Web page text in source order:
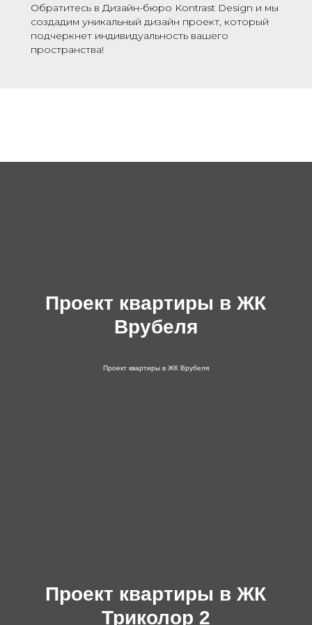
Обратитесь в Дизайн-бюро Kontrast Design и мы
создадим уникальный дизайн проект, который
подчеркнет индивидуальность вашего
пространства!
Проект квартиры в ЖК
Врубеля
Проект квартиры в ЖК Врубеля
Проект квартиры в ЖК
Триколор 2